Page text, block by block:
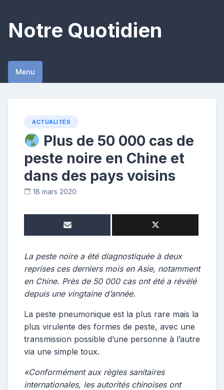
content
Notre Quotidien
Menu
ACTUALITÉS
Plus de 50 000 cas de
peste noire en Chine et
dans des pays voisins
18 mars 2020
e
t
r
La peste noire a été diagnostiquée à deux
reprises ces derniers mois en Asie, notamment
en Chine. Près de 50 000 cas ont été a révélé
depuis une vingtaine d’année.
La peste pneumonique est la plus rare mais la
plus virulente des formes de peste, avec une
transmission possible d’une personne à l’autre
via une simple toux.
«Conformément aux règles sanitaires
internationales, les autorités chinoises ont